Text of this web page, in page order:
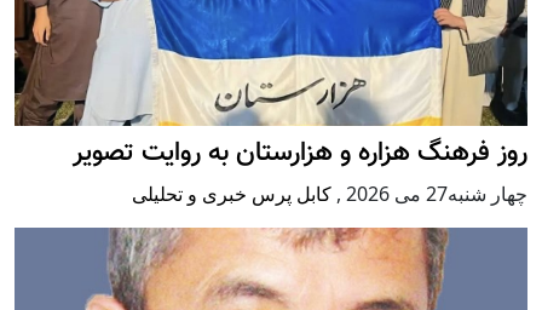
روز فرهنگ هزاره و هزارستان به روایت تصویر
چهار شنبه27 می 2026 , کابل پرس خبری و تحلیلی